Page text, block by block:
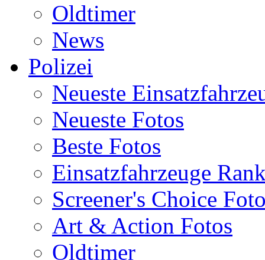
Oldtimer
News
Polizei
Neueste
Neueste Fotos
Beste Fotos
Einsatzfahrzeuge
Screener's Choice
Art & Action Fotos
Oldtimer